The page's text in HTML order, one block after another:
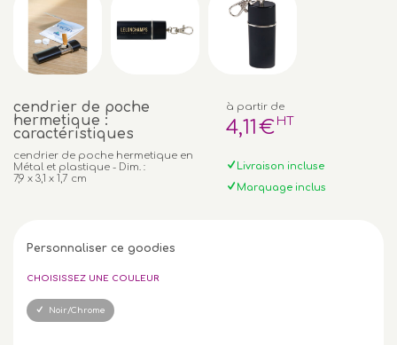
cendrier de poche
hermetique :
caractéristiques
cendrier de poche hermetique en
Métal et plastique - Dim. :
7,9 x 3,1 x 1,7 cm
à partir de
4,11€ HT
Livraison incluse
Marquage inclus
Personnaliser ce goodies
CHOISISSEZ UNE COULEUR
Noir/Chrome